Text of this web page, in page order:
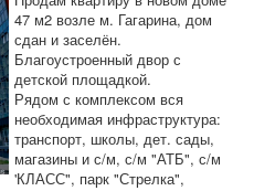
47 м2 возле м. Гагарина, дом
сдан и заселён.
Благоустроенный двор с
детской площадкой.
Рядом с комплексом вся
необходимая инфраструктура:
транспорт, школы, дет. сады,
магазины и с/м, с/м "АТБ", с/м
'КЛАСС", парк "Стрелка",